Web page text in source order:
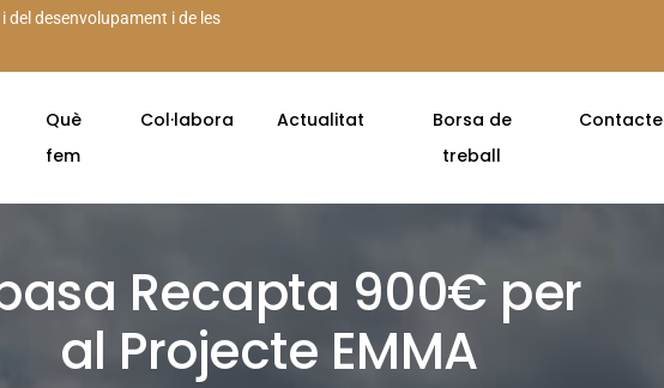
del desenvolupament i de les
Què
fem
Col·labora Actualitat
Borsa de
treball
Contacte
Recapta 900€ per
al Projecte EMMA